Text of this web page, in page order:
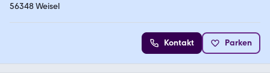
56348 Weisel
Kontakt Parken